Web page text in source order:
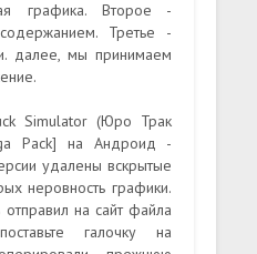
графика. Второе -
Третье -
далее, мы принимаем
Simulator (Юро Трак
Pack] на Андроид -
удалены вскрытые
неровность графики.
на сайт файла
галочку на